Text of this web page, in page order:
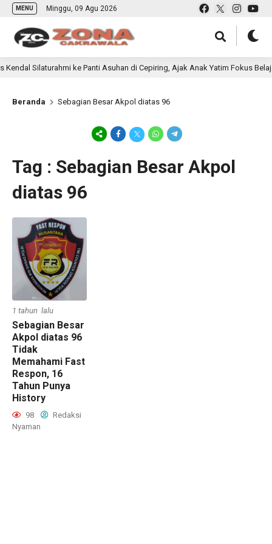
MENU Minggu, 09 Agu 2026
Silaturahmi ke Panti Asuhan di Cepiring, Ajak Anak Yatim Fokus Belajar
Beranda Sebagian Besar Akpol diatas 96
Tag : Sebagian Besar Akpol
diatas 96
1 tahun lalu
Sebagian Besar
Akpol diatas 96
Tidak
Memahami Fast
Respon, 16
Tahun Punya
History
98
Redaksi
Nyaman